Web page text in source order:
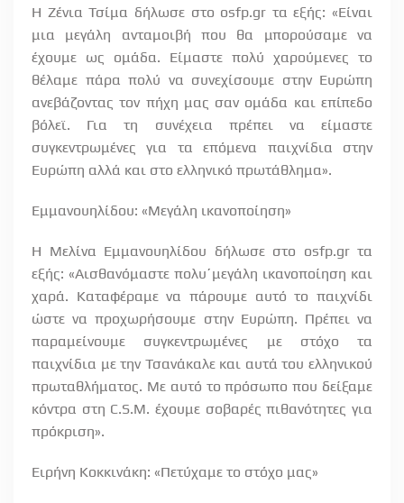
Η Ζένια Τσίμα δήλωσε στο osfp.gr τα εξής: «Είναι
μια μεγάλη ανταμοιβή που θα μπορούσαμε να
έχουμε ως ομάδα. Είμαστε πολύ χαρούμενες το
θέλαμε πάρα πολύ να συνεχίσουμε στην Ευρώπη
ανεβάζοντας τον πήχη μας σαν ομάδα και επίπεδο
βόλεϊ. Για τη συνέχεια πρέπει να είμαστε
συγκεντρωμένες για τα επόμενα παιχνίδια στην
Ευρώπη αλλά και στο ελληνικό πρωτάθλημα».
Εμμανουηλίδου: «Μεγάλη ικανοποίηση»
H Mελίνα Εμμανουηλίδου δήλωσε στο osfp.gr τα
εξής: «Αισθανόμαστε πολυ΄μεγάλη ικανοποίηση και
χαρά. Καταφέραμε να πάρουμε αυτό το παιχνίδι
ώστε να προχωρήσουμε στην Ευρώπη. Πρέπει να
παραμείνουμε συγκεντρωμένες με στόχο τα
παιχνίδια με την Τσανάκαλε και αυτά του ελληνικού
πρωταθλήματος. Με αυτό το πρόσωπο που δείξαμε
κόντρα στη C.S.M. έχουμε σοβαρές πιθανότητες για
πρόκριση».
Ειρήνη Κοκκινάκη: «Πετύχαμε το στόχο μας»